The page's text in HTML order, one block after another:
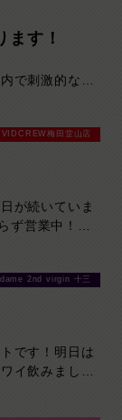
お選びくださ
す！
ます！
で刺激的なひ
梅田堂山店
が続いていま
ず営業中！お
2nd virgin 十三
です！明日は
イ飲みましょ